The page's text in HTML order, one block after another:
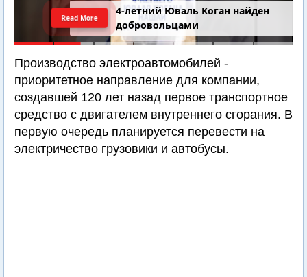
4-летний Юваль Коган найден
добровольцами
Read More
Производство электроавтомобилей -
приоритетное направление для компании,
создавшей 120 лет назад первое транспортное
средство с двигателем внутреннего сгорания. В
первую очередь планируется перевести на
электричество грузовики и автобусы.